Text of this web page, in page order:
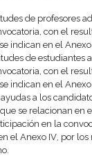
de profesores ad
con el
indican en el Anexo
de estudiantes
con el
indican en el Anexo
ayudas a los
se relacionan en
en la
el Anexo IV, por los